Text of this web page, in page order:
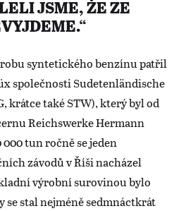
JSME, ŽE ZE
syntetického benzínu patřil
společnosti Sudetenländische
krátce také STW), který byl od
Reichswerke Hermann
tun ročně se jeden
závodů v Říši nacházel
výrobní surovinou bylo
se stal nejméně sedmnáctkrát